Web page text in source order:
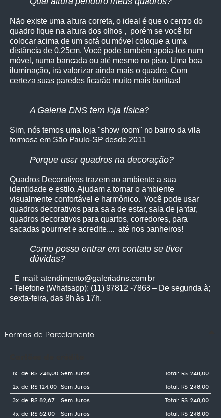
Não existe uma altura correta, o ideal é que o centro do
quadro fique na altura dos olhos , porém se você for
colocar acima de um sofá ou móvel coloque a uma
distância de 0,25cm. Você pode também apoia-los num
móvel, numa bancada ou até mesmo no piso. Uma boa
iluminação, irá valorizar ainda mais o quadro. Com
certeza suas paredes ficarão muito mais bonitas!
A Galeria DNS tem loja física?
Sim, nós temos uma loja "show room" no bairro da vila
formosa em São Paulo-SP desde 2011.
Porque usar quadros na decoração?
Quadros Decorativos trazem ao ambiente a sua
identidade e estilo. Ajudam a tornar o ambiente
visualmente confortável e harmônico. Você pode usar
quadros decorativos para sala de estar, sala de jantar,
quadros decorativos para quartos, corredores, para
sacadas gourmet e acredite.... até nos banheiros!
Como posso entrar em contato se tiver
dúvidas?
- E-mail: atendimento@galeriadns.com.br
- Telefone (Whatsapp): (11) 97812 -7868 – De segunda à;
sexta-feira, das 8h às 17h.
Formas de Parcelamento
1x de R$ 248,00 Sem Juros
Total: R$ 248,00
2x de R$ 124,00 Sem Juros
Total: R$ 248,00
3x de R$ 82,67 Sem Juros
Total: R$ 248,00
4x de R$ 62,00 Sem Juros
Total: R$ 248,00